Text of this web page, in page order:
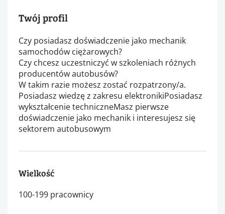
Twój profil
Czy posiadasz doświadczenie jako mechanik
samochodów ciężarowych?
Czy chcesz uczestniczyć w szkoleniach różnych
producentów autobusów?
W takim razie możesz zostać rozpatrzony/a.
Posiadasz wiedzę z zakresu elektronikiPosiadasz
wykształcenie techniczneMasz pierwsze
doświadczenie jako mechanik i interesujesz się
sektorem autobusowym
Wielkość
100-199 pracownicy